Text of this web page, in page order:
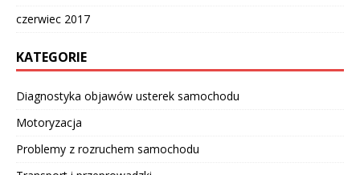
czerwiec 2017
KATEGORIE
Diagnostyka objawów usterek samochodu
Motoryzacja
Problemy z rozruchem samochodu